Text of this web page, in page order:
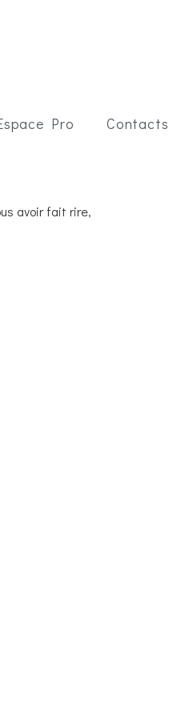
Pro Contacts
avoir fait rire,